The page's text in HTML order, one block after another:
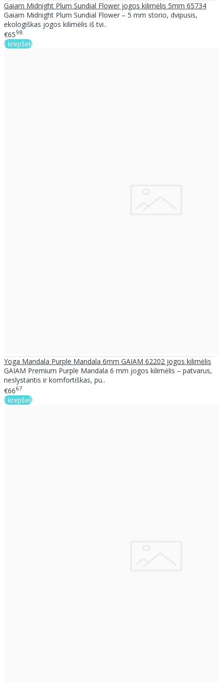
Gaiam Midnight Plum Sundial Flower jogos kilimėlis 5mm 65734
Gaiam Midnight Plum Sundial Flower – 5 mm storio, dvipusis,
ekologiškas jogos kilimėlis iš tvi..
€6598
Į krepšelį
Yoga Mandala Purple Mandala 6mm GAIAM 62202 jogos kilimėlis
GAIAM Premium Purple Mandala 6 mm jogos kilimėlis – patvarus,
neslystantis ir komfortiškas, pu..
€6667
Į krepšelį